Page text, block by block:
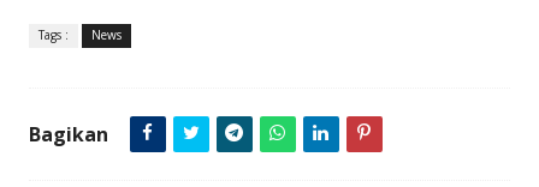
Tags : News
Bagikan